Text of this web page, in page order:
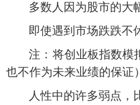
多数人因为股市的大
即使遇到市场跌跌不
注：将创业板指数模
也不作为未来业绩的保证）
人性中的许多弱点，